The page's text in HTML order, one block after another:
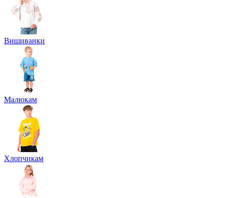
Вишиванки
Малюкам
Хлопчикам